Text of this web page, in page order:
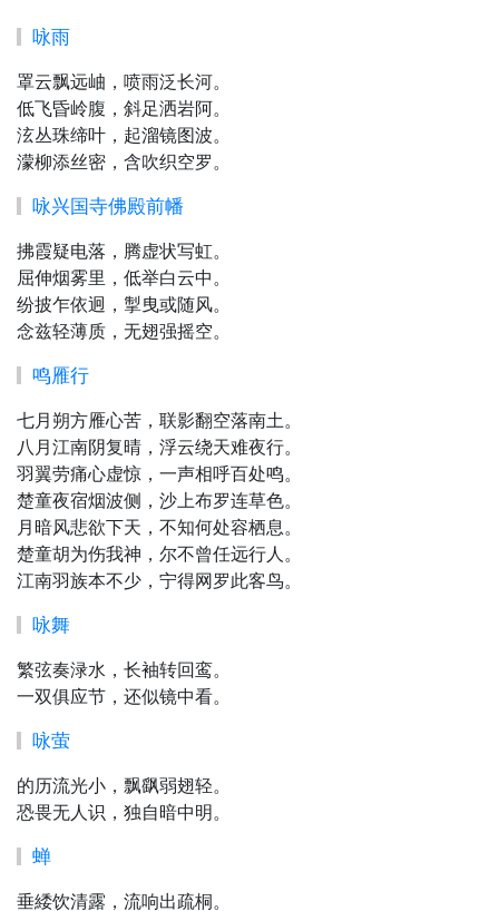
咏雨
罩云飘远岫，喷雨泛长河。
低飞昏岭腹，斜足洒岩阿。
泫丛珠缔叶，起溜镜图波。
濛柳添丝密，含吹织空罗。
咏兴国寺佛殿前幡
拂霞疑电落，腾虚状写虹。
屈伸烟雾里，低举白云中。
纷披乍依迥，掣曳或随风。
念兹轻薄质，无翅强摇空。
鸣雁行
七月朔方雁心苦，联影翻空落南土。
八月江南阴复晴，浮云绕天难夜行。
羽翼劳痛心虚惊，一声相呼百处鸣。
楚童夜宿烟波侧，沙上布罗连草色。
月暗风悲欲下天，不知何处容栖息。
楚童胡为伤我神，尔不曾任远行人。
江南羽族本不少，宁得网罗此客鸟。
咏舞
繁弦奏渌水，长袖转回鸾。
一双俱应节，还似镜中看。
咏萤
的历流光小，飘飖弱翅轻。
恐畏无人识，独自暗中明。
蝉
垂緌饮清露，流响出疏桐。